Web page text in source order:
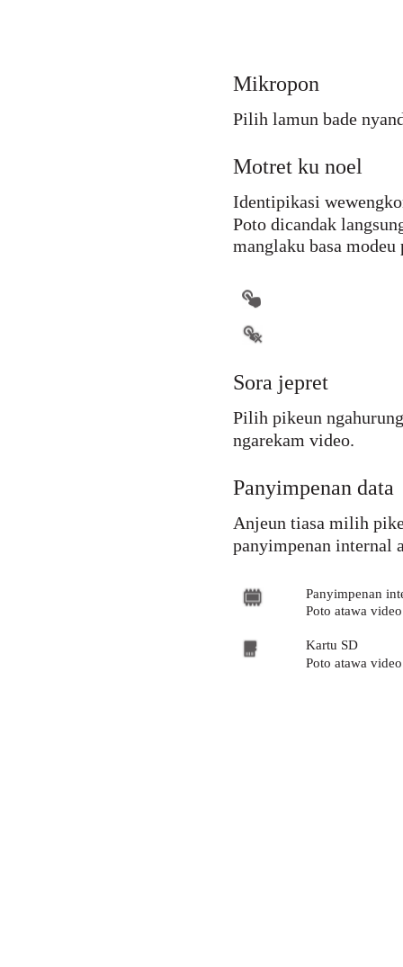
Mikropon
Pilih lamun bade
Motret ku noel
Identipikasi
Poto dicandak
manglaku basa
Sora jepret
Pilih pikeun
ngarekam video.
Panyimpenan data
Anjeun tiasa milih
panyimpenan internal
Panyimpenan
Poto atawa
Kartu SD
Poto atawa